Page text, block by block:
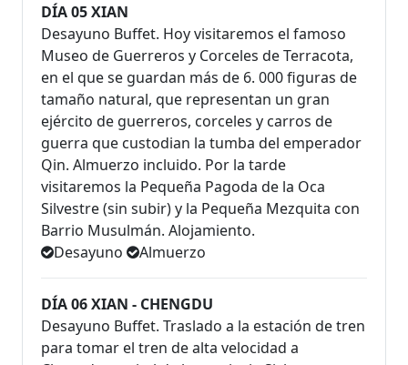
DÍA 05 XIAN
Desayuno Buffet. Hoy visitaremos el famoso
Museo de Guerreros y Corceles de Terracota,
en el que se guardan más de 6. 000 figuras de
tamaño natural, que representan un gran
ejército de guerreros, corceles y carros de
guerra que custodian la tumba del emperador
Qin. Almuerzo incluido. Por la tarde
visitaremos la Pequeña Pagoda de la Oca
Silvestre (sin subir) y la Pequeña Mezquita con
Barrio Musulmán. Alojamiento.
Desayuno
Almuerzo
DÍA 06 XIAN - CHENGDU
Desayuno Buffet. Traslado a la estación de tren
para tomar el tren de alta velocidad a